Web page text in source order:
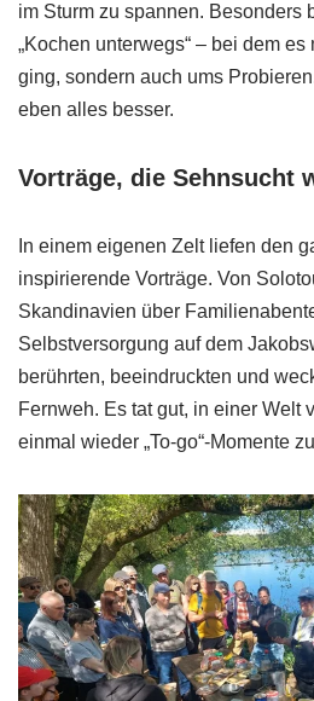
im Sturm zu spannen. Besonders
„Kochen unterwegs“ – bei dem
ging, sondern auch ums
eben alles besser.
Vorträge, die Sehnsucht
In einem eigenen Zelt liefen den
inspirierende Vorträge. Von
Skandinavien über
Selbstversorgung auf dem
berührten, beeindruckten und
Fernweh. Es tat gut, in einer Welt
einmal wieder „To-go“-Momente